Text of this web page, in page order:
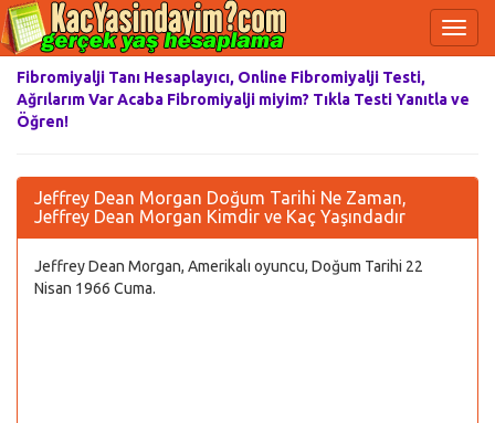
Fibromiyalji Tanı Hesaplayıcı, Online Fibromiyalji Testi,
Ağrılarım Var Acaba Fibromiyalji miyim? Tıkla Testi Yanıtla ve
Öğren!
Jeffrey Dean Morgan Doğum Tarihi Ne Zaman,
Jeffrey Dean Morgan Kimdir ve Kaç Yaşındadır
Jeffrey Dean Morgan, Amerikalı oyuncu, Doğum Tarihi 22
Nisan 1966 Cuma.